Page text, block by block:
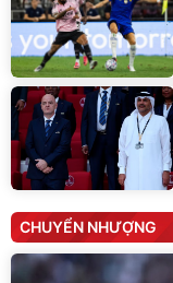
CHUYỂN NHƯỢNG